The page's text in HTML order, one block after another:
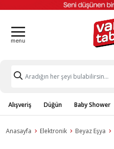
Alışveriş Düğün Baby Shower
Anasayfa Elektronik Beyaz Eşya